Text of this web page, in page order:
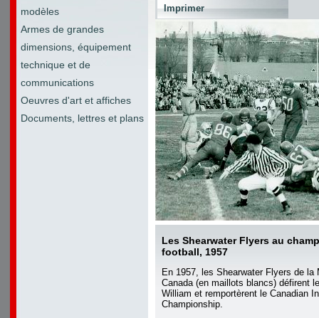
modèles
Armes de grandes
dimensions, équipement
technique et de
communications
Oeuvres d'art et affiches
Documents, lettres et plans
Imprimer
Les Shearwater Flyers au
football, 1957
En 1957, les Shearwater Flyers de la
Canada (en maillots blancs) défirent
William et remportèrent le Canadian
Championship.